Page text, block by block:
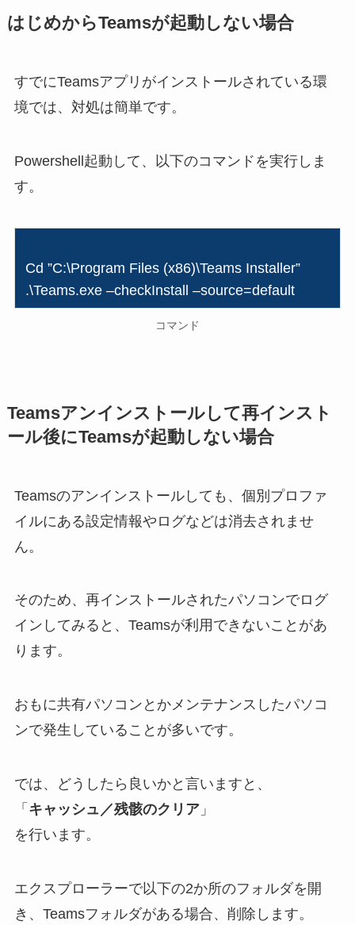
はじめからTeamsが起動しない場合
すでにTeamsアプリがインストールされている環
境では、対処は簡単です。
Powershell起動して、以下のコマンドを実行しま
す。
Cd ”C:\Program Files (x86)\Teams Installer”
.\Teams.exe –checkInstall –source=default
コマンド
Teamsアンインストールして再インスト
ール後にTeamsが起動しない場合
Teamsのアンインストールしても、個別プロファ
イルにある設定情報やログなどは消去されませ
ん。
そのため、再インストールされたパソコンでログ
インしてみると、Teamsが利用できないことがあ
ります。
おもに共有パソコンとかメンテナンスしたパソコ
ンで発生していることが多いです。
では、どうしたら良いかと言いますと、
「 キャッシュ／残骸のクリア」
を行います。
エクスプローラーで以下の2か所のフォルダを開
き、Teamsフォルダがある場合、削除します。